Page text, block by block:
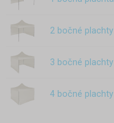
2 bočné plachty
3 bočné plachty
4 bočné plachty